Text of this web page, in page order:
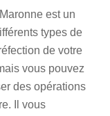
est un
types de
de votre
vous pouvez
des opérations
Il vous